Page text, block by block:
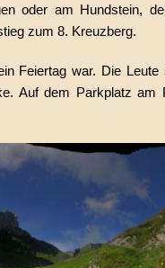
oder am Hundstein,
zum 8. Kreuzberg.
Feiertag war. Die Leute
Auf dem Parkplatz am